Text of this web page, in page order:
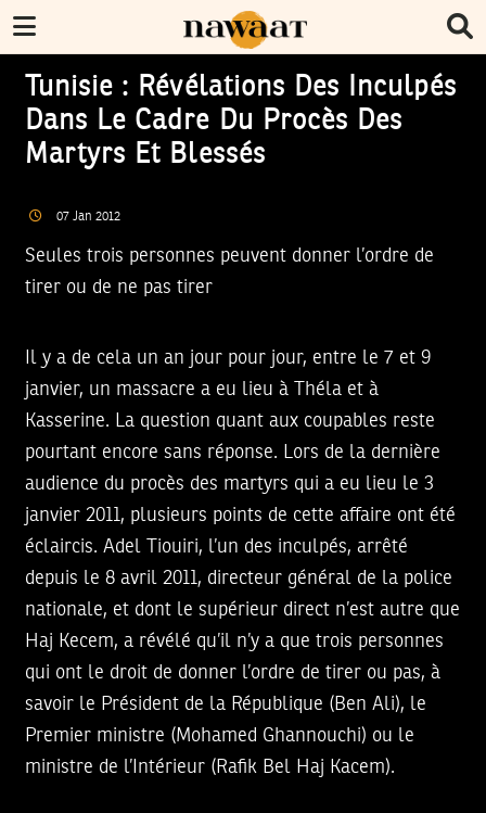
Tunisie : Révélations Des Inculpés
Dans Le Cadre Du Procès Des
Martyrs Et Blessés
07 Jan 2012
Seules trois personnes peuvent donner l’ordre de
tirer ou de ne pas tirer
Il y a de cela un an jour pour jour, entre le 7 et 9
janvier, un massacre a eu lieu à Théla et à
Kasserine. La question quant aux coupables reste
pourtant encore sans réponse. Lors de la dernière
audience du procès des martyrs qui a eu lieu le 3
janvier 2011, plusieurs points de cette affaire ont été
éclaircis. Adel Tiouiri, l’un des inculpés, arrêté
depuis le 8 avril 2011, directeur général de la police
nationale, et dont le supérieur direct n’est autre que
Haj Kecem, a révélé qu’il n’y a que trois personnes
qui ont le droit de donner l’ordre de tirer ou pas, à
savoir le Président de la République (Ben Ali), le
Premier ministre (Mohamed Ghannouchi) ou le
ministre de l’Intérieur (Rafik Bel Haj Kacem).